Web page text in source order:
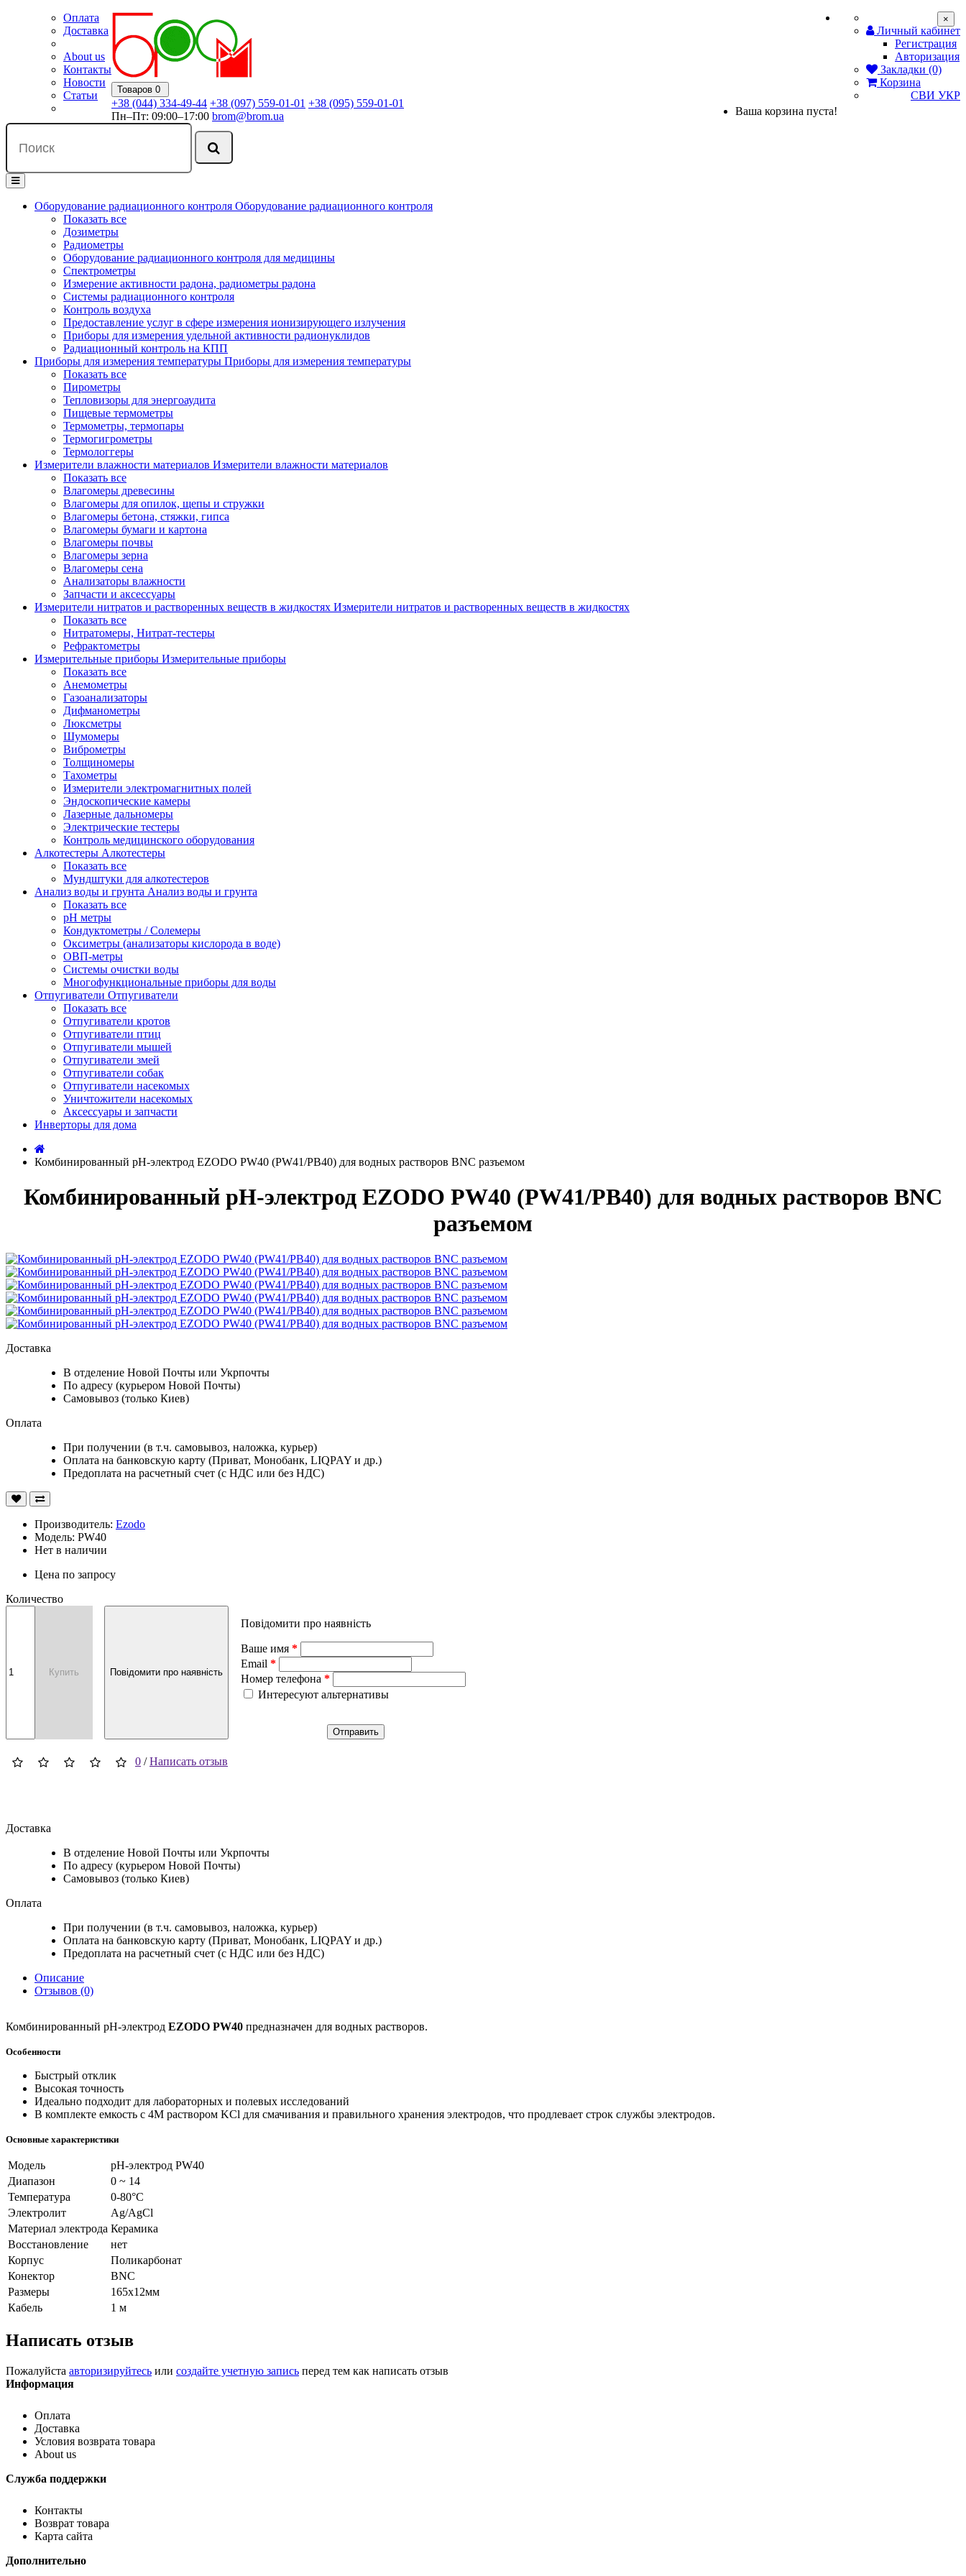
Оплата
Доставка
About us
Контакты
Новости
Статьи
Личный кабинет
Регистрация
Авторизация
Закладки (0)
Корзина
СВИ УКР
Товаров 0
Ваша корзина пуста!
+38 (044) 334-49-44 +38 (097) 559-01-01 +38 (095) 559-01-01
Пн–Пт: 09:00–17:00 brom@brom.ua
Оборудование радиационного контроля Оборудование радиационного контроля
Показать все
Дозиметры
Радиометры
Оборудование радиационного контроля для медицины
Спектрометры
Измерение активности радона, радиометры радона
Системы радиационного контроля
Контроль воздуха
Предоставление услуг в сфере измерения ионизирующего излучения
Приборы для измерения удельной активности радионуклидов
Радиационный контроль на КПП
Приборы для измерения температуры Приборы для измерения температуры
Показать все
Пирометры
Тепловизоры для энергоаудита
Пищевые термометры
Термометры, термопары
Термогигрометры
Термологгеры
Измерители влажности материалов Измерители влажности материалов
Показать все
Влагомеры древесины
Влагомеры для опилок, щепы и стружки
Влагомеры бетона, стяжки, гипса
Влагомеры бумаги и картона
Влагомеры почвы
Влагомеры зерна
Влагомеры сена
Анализаторы влажности
Запчасти и аксессуары
Измерители нитратов и растворенных веществ в жидкостях Измерители нитратов и растворенных веществ в жидкостях
Показать все
Нитратомеры, Нитрат-тестеры
Рефрактометры
Измерительные приборы Измерительные приборы
Показать все
Анемометры
Газоанализаторы
Дифманометры
Люксметры
Шумомеры
Виброметры
Толщиномеры
Тахометры
Измерители электромагнитных полей
Эндоскопические камеры
Лазерные дальномеры
Электрические тестеры
Контроль медицинского оборудования
Алкотестеры Алкотестеры
Показать все
Мундштуки для алкотестеров
Анализ воды и грунта Анализ воды и грунта
Показать все
pH метры
Кондуктометры / Солемеры
Оксиметры (анализаторы кислорода в воде)
ОВП-метры
Системы очистки воды
Многофункциональные приборы для воды
Отпугиватели Отпугиватели
Показать все
Отпугиватели кротов
Отпугиватели птиц
Отпугиватели мышей
Отпугиватели змей
Отпугиватели собак
Отпугиватели насекомых
Уничтожители насекомых
Аксессуары и запчасти
Инверторы для дома
Комбинированный рН-электрод EZODO PW40 (PW41/PB40) для водных растворов BNC разъемом
Комбинированный рН-электрод EZODO PW40 (PW41/PB40) для водных растворов BNC
разъемом
Доставка
В отделение Новой Почты или Укрпочты
По адресу (курьером Новой Почты)
Самовывоз (только Киев)
Оплата
При получении (в т.ч. самовывоз, наложка, курьер)
Оплата на банковскую карту (Приват, Монобанк, LIQPAY и др.)
Предоплата на расчетный счет (с НДС или без НДС)
Производитель: Ezodo
Модель: PW40
Нет в наличии
Цена по запросу
Количество
Купить Повідомити про наявність
Повідомити про наявність
×
Ваше имя
Email
Номер телефона
Интересуют альтернативы
Отправить
0 /Написать отзыв
Доставка
В отделение Новой Почты или Укрпочты
По адресу (курьером Новой Почты)
Самовывоз (только Киев)
Оплата
При получении (в т.ч. самовывоз, наложка, курьер)
Оплата на банковскую карту (Приват, Монобанк, LIQPAY и др.)
Предоплата на расчетный счет (с НДС или без НДС)
Описание
Отзывов (0)
Комбинированный рН-электрод EZODO PW40 предназначен для водных растворов.
Особенности
Быстрый отклик
Высокая точность
Идеально подходит для лабораторных и полевых исследований
В комплекте емкость с 4М раствором KCl для смачивания и правильного хранения электродов, что продлевает строк службы электродов.
Основные характеристики
Модель рН-электрод PW40
Диапазон
0 ~ 14
Температура
0-80°С
Электролит
Ag/AgCl
Материал электрода Керамика
Восстановление
нет
Корпус
Поликарбонат
Конектор
BNC
Размеры
165х12мм
Кабель
1 м
Написать отзыв
Пожалуйста авторизируйтесь или создайте учетную запись перед тем как написать отзыв
Информация
Оплата
Доставка
Условия возврата товара
About us
Служба поддержки
Контакты
Возврат товара
Карта сайта
Дополнительно